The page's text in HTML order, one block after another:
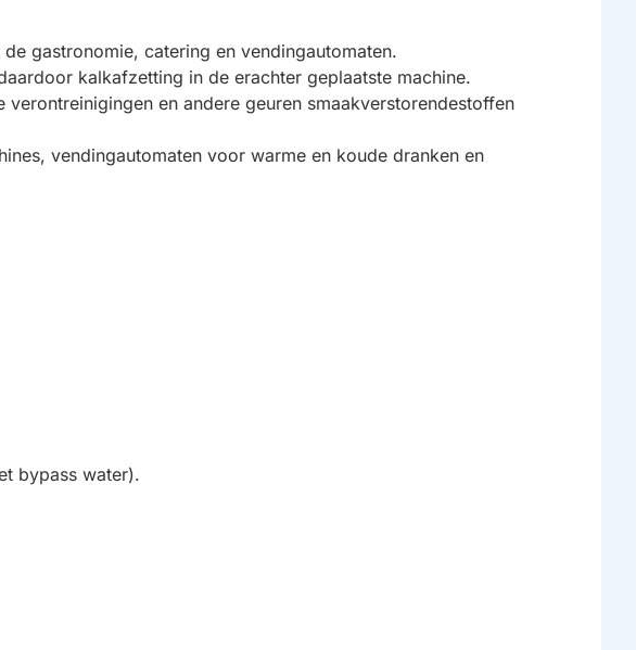
gastronomie, catering en vendingautomaten.
kalkafzetting in de erachter geplaatste machine.
en andere geuren smaakverstorendestoffen
vendingautomaten voor warme en koude dranken en
bypass water).